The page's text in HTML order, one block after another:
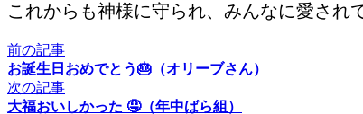
これからも神様に守られ、みんなに愛され
前の記事
お誕生日おめでとう🎂（オリーブさん）
次の記事
大福おいしかった 🤤（年中ばら組）